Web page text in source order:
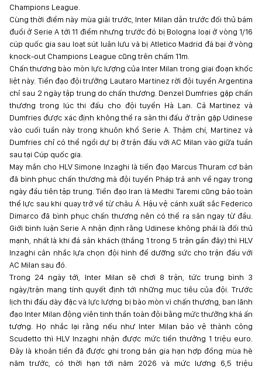
Champions League.
Cùng thời điểm này mùa giải trước, Inter Milan dẫn trước đối thủ bám
đuổi ở Serie A tới 11 điểm nhưng trước đó bị Bologna loại ở vòng 1/16
cúp quốc gia sau loạt sút luân lưu và bị Atletico Madrid đá bại ở vòng
knock-out Champions League cũng trên chấm 11m.
Chấn thương bào mòn lực lượng của Inter Milan trong giai đoạn khốc
liệt này. Tiền đạo đội trưởng Lautaro Martinez rời đội tuyển Argentina
chỉ sau 2 ngày tập trung do chấn thương. Denzel Dumfries gặp chấn
thương trong lúc thi đấu cho đội tuyển Hà Lan. Cả Martinez và
Dumfries được xác định không thể ra sân thi đấu ở trận gặp Udinese
vào cuối tuần này trong khuôn khổ Serie A. Thậm chí, Martinez và
Dumfries chỉ có thể ngồi dự bị ở trận đấu với AC Milan vào giữa tuần
sau tại Cúp quốc gia.
May mắn cho HLV Simone Inzaghi là tiền đạo Marcus Thuram cơ bản
đã bình phục chấn thương mà đội tuyển Pháp trả anh về ngay trong
ngày đầu tiên tập trung. Tiền đạo Iran là Medhi Taremi cũng bảo toàn
thể lực sau khi quay trở về từ châu Á. Hậu vệ cánh xuất sắc Federico
Dimarco đã bình phục chấn thương nên có thể ra sân ngay từ đầu.
Giới bình luận Serie A nhận định rằng Udinese không phải là đối thủ
mạnh, nhất là khi đá sân khách (thắng 1 trong 5 trận gần đây) thì HLV
Inzaghi cân nhắc lựa chọn đội hình để dưỡng sức cho trận đấu với
AC Milan sau đó.
Trong 24 ngày tới, Inter Milan sẽ chơi 8 trận, tức trung bình 3
ngày/trận mang tính quyết định tới những mục tiêu của đội. Trước
lịch thi đấu dày đặc và lực lượng bị bào mòn vì chấn thương, ban lãnh
đạo Inter Milan động viên tinh thần toàn đội bằng mức thưởng khá ấn
tượng. Họ nhắc lại rằng nếu như Inter Milan bảo vệ thành công
Scudetto thì HLV Inzaghi nhận được mức tiền thưởng 1 triệu euro.
Đây là khoản tiền đã được ghi trong bản gia hạn hợp đồng mùa hè
năm trước, có thời hạn tới năm 2026 và mức lương 6,5 triệu